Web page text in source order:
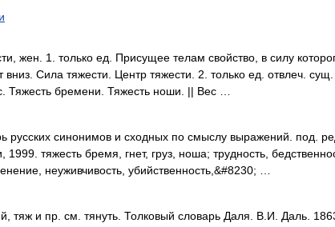
жен. 1. только ед. Присущее телам свойство, в силу
Сила тяжести. Центр тяжести. 2. только ед. отвлеч. сущ.
Тяжесть бремени. Тяжесть ноши. || Вес …
синонимов и сходных по смыслу выражений. под.
тяжесть бремя, гнет, груз, ноша; трудность,
неуживчивость, убийственность,&#8230; …
и пр. см. тянуть. Толковый словарь Даля. В.И. Даль.